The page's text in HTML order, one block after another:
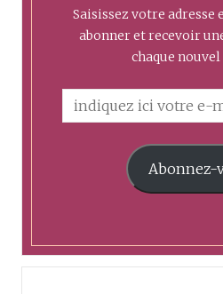
Saisissez votre
abonner et recevoir
chaque
Abonnez-